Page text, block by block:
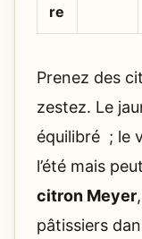
re
Prenez des
zestez. Le
équilibré ; le
l’été mais
citron Meyer
pâtissiers